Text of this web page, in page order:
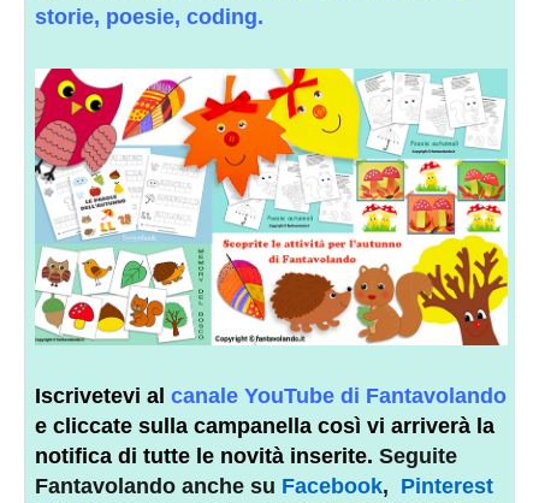
storie, poesie, coding.
Iscrivetevi al canale YouTube di Fantavolando
e cliccate sulla campanella così vi arriverà la
notifica di tutte le novità inserite. Seguite
Fantavolando anche su Facebook, Pinterest